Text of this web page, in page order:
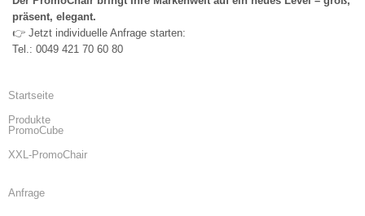
präsent, elegant.
👉 Jetzt individuelle Anfrage starten:
Tel.: 0049 421 70 60 80
Startseite
Produkte
PromoCube
XXL-PromoChair
Anfrage